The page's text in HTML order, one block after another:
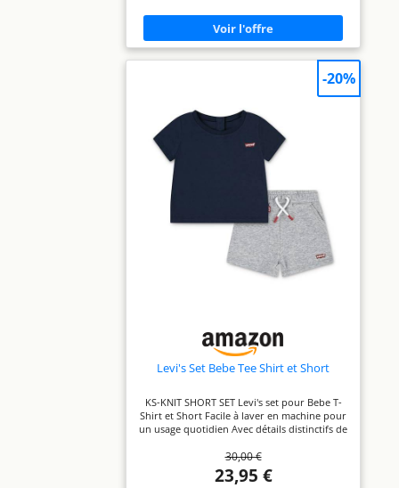
décorée avec des imprimés et des broderies
exquises, disponibles dans une variété de
couleurs et de motifs fascinants.
[caractéristiques] conçu avec un col
Idéal pour toutes les saisons, il est idéal
pour les vêtements indépendants de
printemps et d'été et rembourré pour
l'automne et l'hiver. [polyvalence] idéal pour
les voyages de loisirs, les vêtements de tous
les jours, les fêtes ou les séances photo
spéciales. Idéal aussi pour les anniversaires,
les fêtes de bébé, les vacances ou comme
tenue de maison. [instructions d'entretien]
lavez vos vêtements avant la première
utilisation. Laver délicatement à la machine à
l'eau froide avec des vêtements de couleur
similaire. Si nécessaire, utilisez un agent de
blanchiment sans chlore. Sèche
profondément.
Levi's Set Bebe Tee Shirt et Short
KS-KNIT SHORT SET Levi's set pour Bebe T-
Shirt et Short Facile à laver en machine pour
un usage quotidien Avec détails distinctifs de
30,00 €
23,95 €
-20%